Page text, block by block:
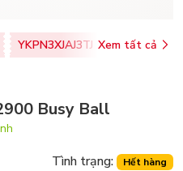
YKPN3XJAJ3TJ Xem tất cả
Busy Ball
Tình trạng: Hết hàng